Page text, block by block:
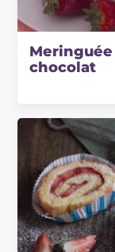
chocolat